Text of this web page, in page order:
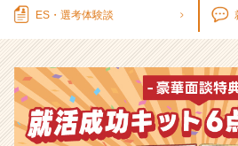
ベ
ン
チ
ャ
ー・
ES・選考体験談